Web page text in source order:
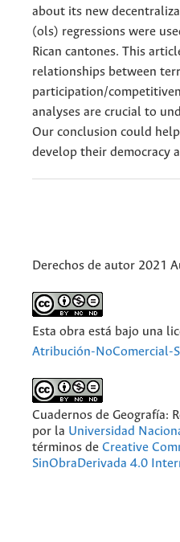
about its new
(ols) regressions were
Rican cantones. This
relationships between
participation/
analyses are crucial to
Our conclusion could
develop their democracy
Derechos de autor 2021
Esta obra está bajo una
Atribución-NoComercial-
Cuadernos de Geografía:
por la Universidad
términos de Creative
SinObraDerivada 4.0